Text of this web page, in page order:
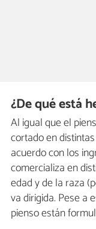
¿De qué está
Al igual que el
cortado en
acuerdo con los
comercializa en
edad y de la raza
va dirigida. Pese a
pienso están